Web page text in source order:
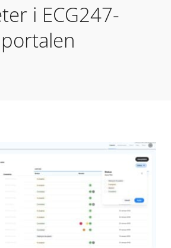
i ECG247-
portalen